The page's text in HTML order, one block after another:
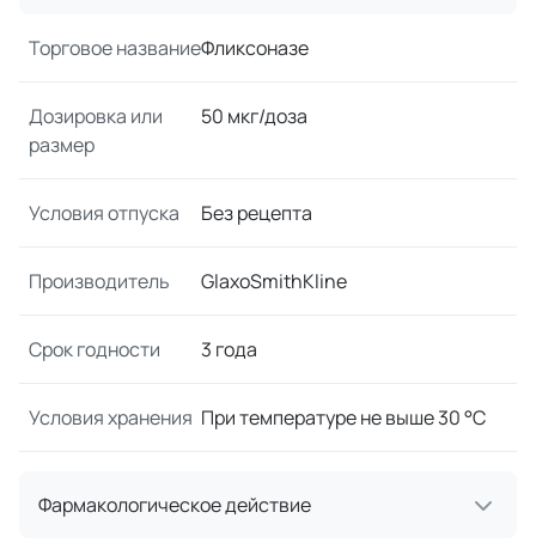
Торговое названиеФликсоназе
Дозировка или
размер
50 мкг/доза
Условия отпуска Без рецепта
Производитель GlaxoSmithKline
Срок годности 3 года
Условия хранения При температуре не выше 30 °C
Фармакологическое действие